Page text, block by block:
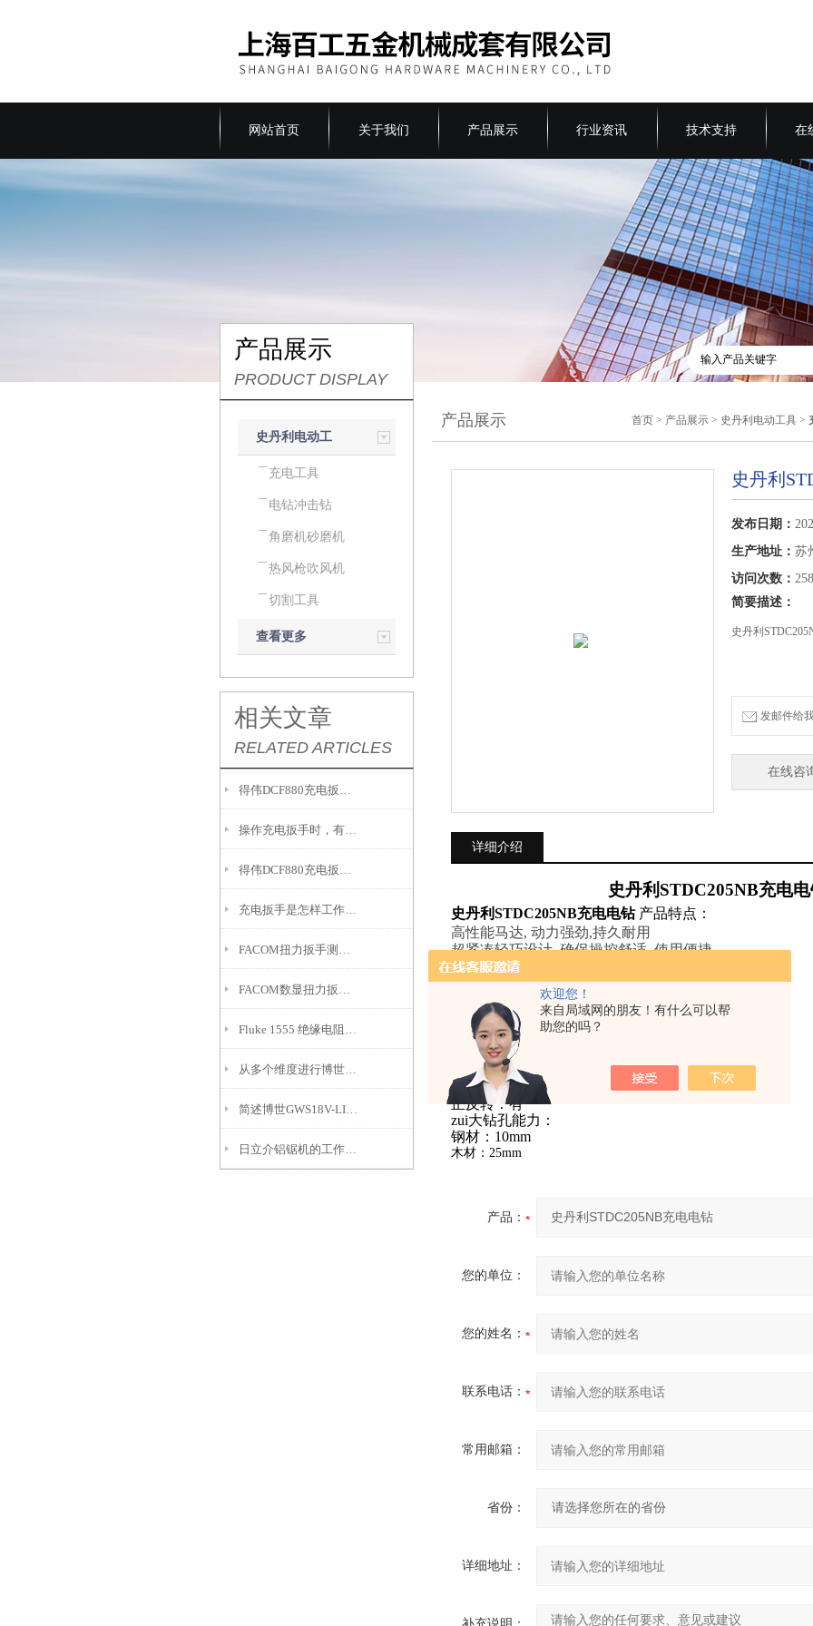
欢迎您！
来自局域网的朋友！有什么可以帮
助您的吗？
网站首页 关于我们 产品展示 行业资讯 技术支持 在
产品展示
PRODUCT DISPLAY
史丹利电动工
充电工具
电钻冲击钻
角磨机砂磨机
热风枪吹风机
切割工具
查看更多
相关文章
RELATED ARTICLES
操作充电扳手时，有这些细节处要留意
充电扳手是怎样工作的呢？
从多个维度进行博世GWS18V-LI充电角磨机的安全性分析
简述博世GWS18V-LI充电角磨机使用注意事项
日立介铝锯机的工作原理及结构特点
产品展示 首页 > 产品展示 > 史丹利电动工具 >
史丹利
发布日期：
生产地址： 苏
访问次数：
简要描述：
史丹利
发邮件给
在线咨
详细介绍
史丹利 STDC205NB充电
史丹利STDC205NB充电电钻产品特点：
高性能马达, 动力强劲,持久耐用
超紧凑轻巧设计,确保操控舒适,使用便捷
调速设计,正反转
全金属齿轮,提高产品耐用性
史丹利STDC205NB充电电钻产品参数：
电压： 14.4V
夹头尺寸：
空载转速：
zui大扭矩 :30Nm
扭矩调节：16
档
正反转：有
zui大钻孔能力：
钢材： 10mm
木材： 25mm
产品：
您的单位：
您的姓名：
联系电话：
常用邮箱：
省份：
详细地址：